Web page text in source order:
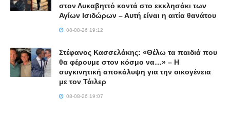
στον Λυκαβηττό κοντά στο εκκλησάκι των
Αγίων Ισιδώρων – Αυτή είναι η αιτία θανάτου
08-08-26 19:12
Στέφανος Κασσελάκης: «Θέλω τα παιδιά που
θα φέρουμε στον κόσμο να…» – Η
συγκινητική αποκάλυψη για την οικογένεια
με τον Τάιλερ
08-08-26 19:07